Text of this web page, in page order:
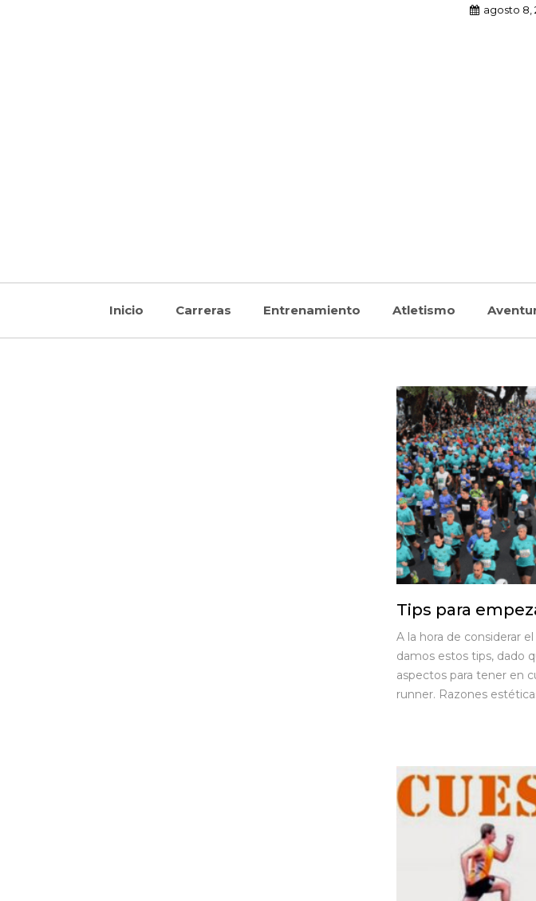
agosto 8,
Inicio Carreras Entrenamiento Atletismo
Tips para
A la hora de considerar
damos estos tips, dado
aspectos para tener en
runner. Razones